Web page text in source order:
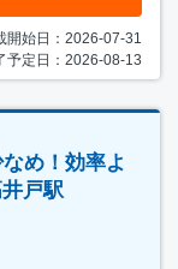
開始日：2026-07-31
予定日：2026-08-13
め！効率よ
戸駅